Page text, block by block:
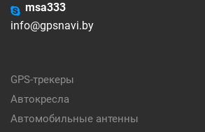
msa333
info@gpsnavi.by
GPS-трекеры
Автокресла
Автомобильные антенны